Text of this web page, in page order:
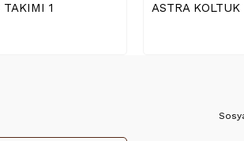
TAKIMI OSLO